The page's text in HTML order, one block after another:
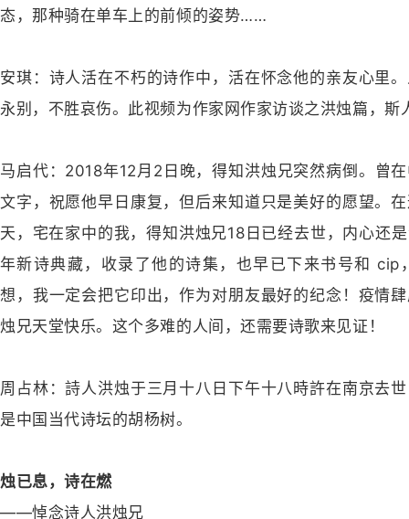
态，那种骑在单车上的前倾的姿势……
安琪：诗人活在不朽的诗作中，活在怀念他的亲友心里
永别，不胜哀伤。此视频为作家网作家访谈之洪烛篇，斯
马启代：2018年12月2日晚，得知洪烛兄突然病倒。曾
文字，祝愿他早日康复，但后来知道只是美好的愿望。
天，宅在家中的我，得知洪烛兄18日已经去世，内心还
年新诗典藏，收录了他的诗集，也早已下来书号和 cip
想，我一定会把它印出，作为对朋友最好的纪念！疫情
烛兄天堂快乐。这个多难的人间，还需要诗歌来见证！
周占林：詩人洪烛于三月十八日下午十八時許在南京去
是中国当代诗坛的胡杨树。
烛已息，诗在燃
——悼念诗人洪烛兄